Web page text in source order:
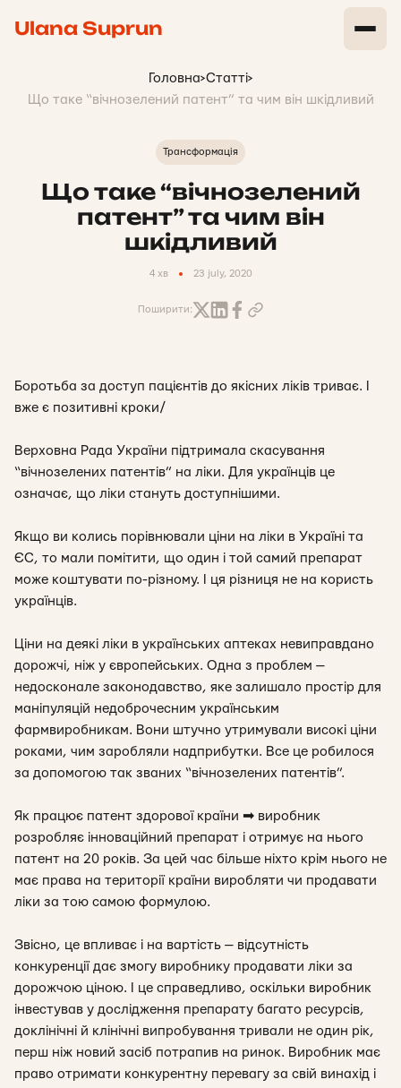
Ulana Suprun
Головна>Статті>
Що таке “вічнозелений патент” та чим він шкідливий
Трансформація
Що таке “вічнозелений
патент” та чим він
шкідливий
4 хв 23 july, 2020
Поширити:
Боротьба за доступ пацієнтів до якісних ліків триває. І
вже є позитивні кроки/
Верховна Рада України підтримала скасування
“вічнозелених патентів” на ліки. Для українців це
означає, що ліки стануть доступнішими.
Якщо ви колись порівнювали ціни на ліки в Україні та
ЄС, то мали помітити, що один і той самий препарат
може коштувати по-різному. І ця різниця не на користь
українців.
Ціни на деякі ліки в українських аптеках невиправдано
дорожчі, ніж у європейських. Одна з проблем —
недосконале законодавство, яке залишало простір для
маніпуляцій недоброчесним українським
фармвиробникам. Вони штучно утримували високі ціни
роками, чим заробляли надприбутки. Все це робилося
за допомогою так званих “вічнозелених патентів”.
Як працює патент здорової країни ➡ виробник
розробляє інноваційний препарат і отримує на нього
патент на 20 років. За цей час більше ніхто крім нього не
має права на території країни виробляти чи продавати
ліки за тою самою формулою.
Звісно, це впливає і на вартість — відсутність
конкуренції дає змогу виробнику продавати ліки за
дорожчою ціною. І це справедливо, оскільки виробник
інвестував у дослідження препарату багато ресурсів,
доклінічні й клінічні випробування тривали не один рік,
перш ніж новий засіб потрапив на ринок. Виробник має
право отримати конкурентну перевагу за свій винахід і